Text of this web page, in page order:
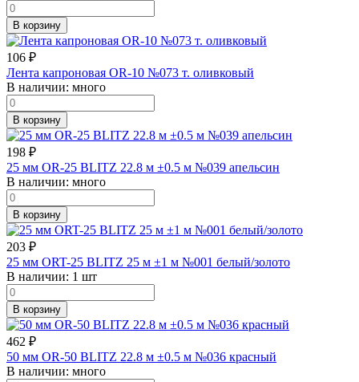
В корзину
106 ₽
Лента капроновая OR-10 №073 т. оливковый
В наличии: много
В корзину
198 ₽
25 мм OR-25 BLITZ 22.8 м ±0.5 м №039 апельсин
В наличии: много
В корзину
203 ₽
25 мм ORT-25 BLITZ 25 м ±1 м №001 белый/золото
В наличии: 1 шт
В корзину
462 ₽
50 мм OR-50 BLITZ 22.8 м ±0.5 м №036 красный
В наличии: много